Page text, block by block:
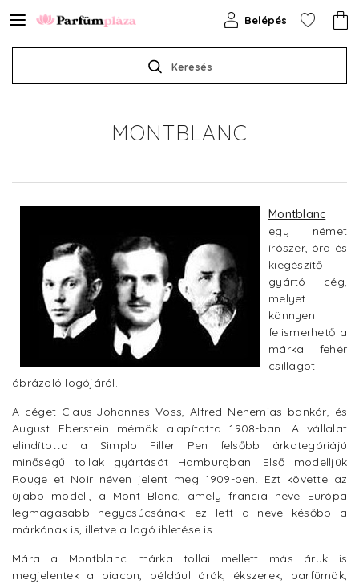
Keresés
Belépés
MONTBLANC
Montblanc
egy német
írószer, óra és
kiegészítő
gyártó cég,
melyet
könnyen
felismerhető a
márka fehér
csillagot
ábrázoló logójáról.
A céget Claus-Johannes Voss, Alfred Nehemias bankár, és
August Eberstein mérnök alapította 1908-ban. A vállalat
elindította a Simplo Filler Pen felsőbb árkategóriájú
minőségű tollak gyártását Hamburgban. Első modelljük
Rouge et Noir néven jelent meg 1909-ben. Ezt követte az
újabb modell, a Mont Blanc, amely francia neve Európa
legmagasabb hegycsúcsának: ez lett a neve később a
márkának is, illetve a logó ihletése is.
Mára a Montblanc márka tollai mellett más áruk is
megjelentek a piacon, például órák, ékszerek, parfümök,